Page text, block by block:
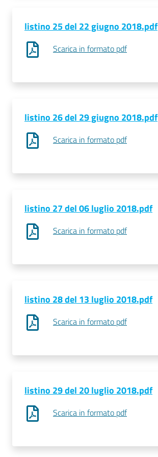
listino 25 del 22 giugno 2018.pdf
Scarica in formato pdf
listino 26 del 29 giugno 2018.pdf
Scarica in formato pdf
listino 27 del 06 luglio 2018.pdf
Scarica in formato pdf
listino 28 del 13 luglio 2018.pdf
Scarica in formato pdf
listino 29 del 20 luglio 2018.pdf
Scarica in formato pdf